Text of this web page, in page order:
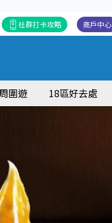
商戶中心
社群打卡攻略
圍遊 18區好去處